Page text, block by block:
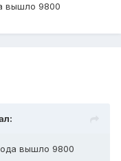
вышло 9800
вышло 9800